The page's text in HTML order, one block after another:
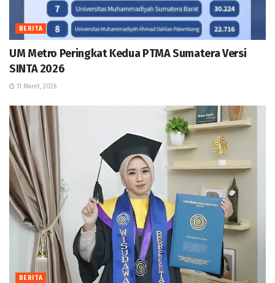
BERITA
UM Metro Peringkat Kedua PTMA Sumatera Versi
SINTA 2026
11 Maret, 2026
BERITA